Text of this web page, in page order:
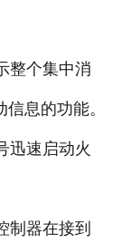
整个集中消
息的功能。
速启动火
器在接到